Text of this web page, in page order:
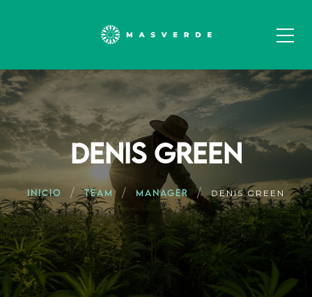
DENIS GREEN
INICIO TEAM MANAGER DENIS GREEN